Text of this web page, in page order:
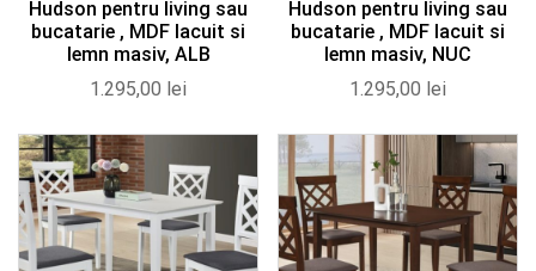
Hudson pentru living sau
bucatarie , MDF lacuit si
lemn masiv, ALB
1.295,00 lei
Hudson pentru living sau
bucatarie , MDF lacuit si
lemn masiv, NUC
1.295,00 lei